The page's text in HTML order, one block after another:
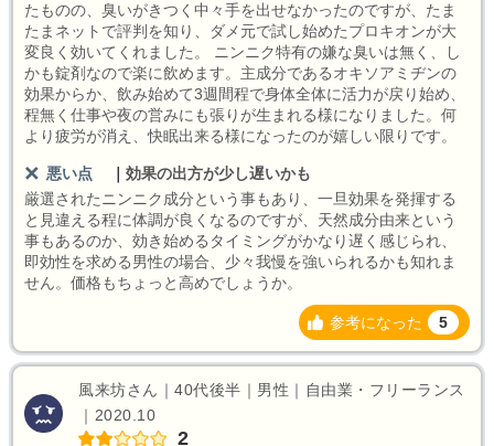
たものの、臭いがきつく中々手を出せなかったのですが、たま
たまネットで評判を知り、ダメ元で試し始めたプロキオンが大
変良く効いてくれました。 ニンニク特有の嫌な臭いは無く、し
かも錠剤なので楽に飲めます。主成分であるオキソアミヂンの
効果からか、飲み始めて3週間程で身体全体に活力が戻り始め、
程無く仕事や夜の営みにも張りが生まれる様になりました。何
より疲労が消え、快眠出来る様になったのが嬉しい限りです。
悪い点
効果の出方が少し遅いかも
厳選されたニンニク成分という事もあり、一旦効果を発揮する
と見違える程に体調が良くなるのですが、天然成分由来という
事もあるのか、効き始めるタイミングがかなり遅く感じられ、
即効性を求める男性の場合、少々我慢を強いられるかも知れま
せん。価格もちょっと高めでしょうか。
参考になった 5
風来坊さん｜40代後半｜男性｜自由業・フリーランス
｜2020.10
2